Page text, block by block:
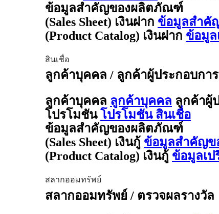
ข้อมูลสำคัญของผลิตภัณฑ์
(Sales Sheet) เงินฝาก ข้อมูลสำคั
(Product Catalog) เงินฝาก ข้อมูล
สินเชื่อ
ลูกค้าบุคคล / ลูกค้าผู้ประกอบก
ลูกค้าบุคคล ลูกค้าบุคคล ลูกค้าผู้
โปรโมชัน โปรโมชัน สินเชื่อ
ข้อมูลสำคัญของผลิตภัณฑ์
(Sales Sheet) เงินกู้ ข้อมูลสำคัญข
(Product Catalog) เงินกู้ ข้อมูลเป
สลากออมทรัพย์
สลากออมทรัพย์ / ตรวจผลรางวัล